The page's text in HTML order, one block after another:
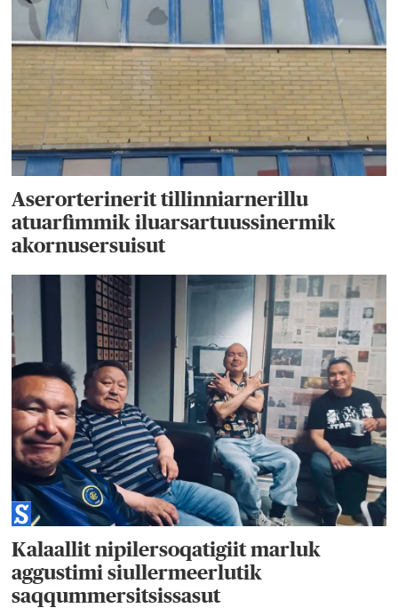
Aserorterinerit tillinniarnerillu
atuarfimmik iluarsartuussinermik
akornusersuisut
Kalaallit nipilersoqatigiit marluk
aggustimi siullermeerlutik
saqqummersitsissasut